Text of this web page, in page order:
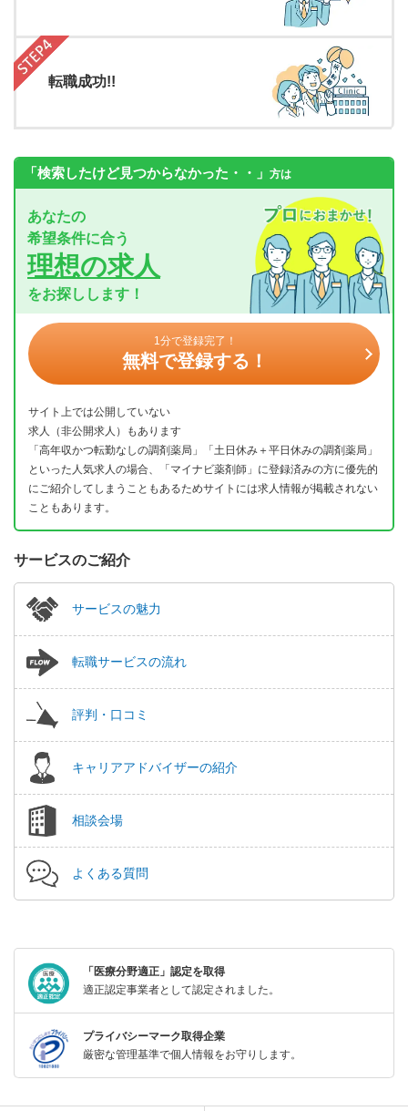
転職成功!!
「検索したけど見つからなかった・・」 方は
あなたの
希望条件に合う
理想の求人
をお探しします！
1分で登録完了！
無料で登録する！
サイト上では公開していない
求人（非公開求人）もあります
「高年収かつ転勤なしの調剤薬局」「土日休み＋平日休みの調剤薬局」
といった人気求人の場合、「マイナビ薬剤師」に登録済みの方に優先的
にご紹介してしまうこともあるためサイトには求人情報が掲載されない
こともあります。
サービスのご紹介
サービスの魅力
転職サービスの流れ
評判・口コミ
キャリアアドバイザーの紹介
相談会場
よくある質問
「医療分野適正」認定を取得
適正認定事業者として認定されました。
プライバシーマーク取得企業
厳密な管理基準で個人情報をお守りします。